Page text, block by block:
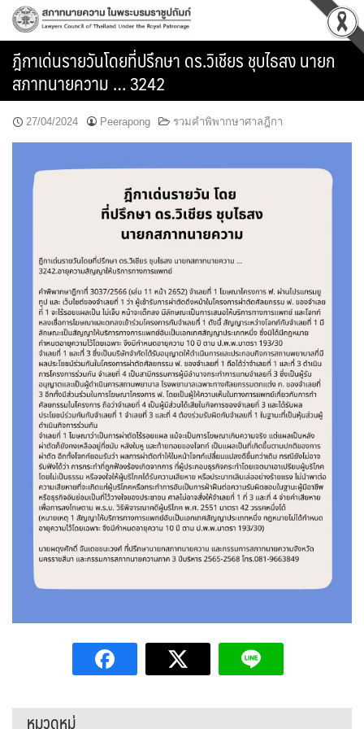
Skip
content
ฎีกาเด่นรายวันโดยที่ปรึกษา ดร.วิเชียร ชุบไธสง นายก
สภาทนายความ … 3242
27/04/2024 Peerapong รวมคำพิพากษาศาลฎีกา
หมวดหมู่